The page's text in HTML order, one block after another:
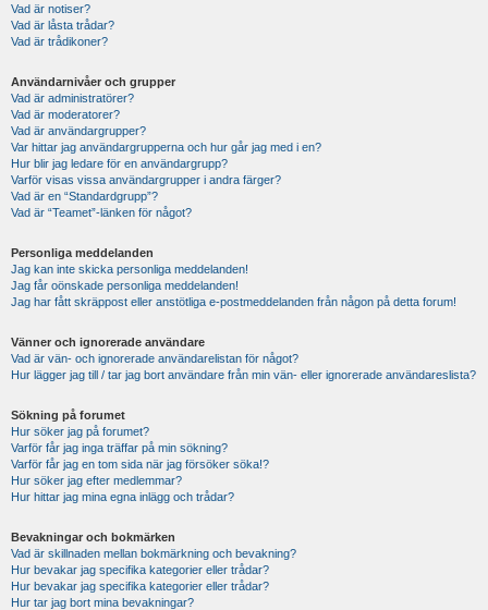
Vad är notiser?
Vad är låsta trådar?
Vad är trådikoner?
Användarnivåer och grupper
Vad är administratörer?
Vad är moderatorer?
Vad är användargrupper?
Var hittar jag användargrupperna och hur går jag med i en?
Hur blir jag ledare för en användargrupp?
Varför visas vissa användargrupper i andra färger?
Vad är en “Standardgrupp”?
Vad är “Teamet”-länken för något?
Personliga meddelanden
Jag kan inte skicka personliga meddelanden!
Jag får oönskade personliga meddelanden!
Jag har fått skräppost eller anstötliga e-postmeddelanden från någon på detta forum!
Vänner och ignorerade användare
Vad är vän- och ignorerade användarelistan för något?
Hur lägger jag till / tar jag bort användare från min vän- eller ignorerade användareslista?
Sökning på forumet
Hur söker jag på forumet?
Varför får jag inga träffar på min sökning?
Varför får jag en tom sida när jag försöker söka!?
Hur söker jag efter medlemmar?
Hur hittar jag mina egna inlägg och trådar?
Bevakningar och bokmärken
Vad är skillnaden mellan bokmärkning och bevakning?
Hur bevakar jag specifika kategorier eller trådar?
Hur bevakar jag specifika kategorier eller trådar?
Hur tar jag bort mina bevakningar?